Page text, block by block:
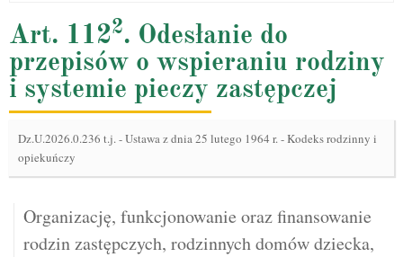
Art. 1122. Odesłanie do
przepisów o wspieraniu rodziny
i systemie pieczy zastępczej
Dz.U.2026.0.236 t.j.-Ustawa z dnia 25 lutego 1964 r. - Kodeks rodzinny i
opiekuńczy
Organizację, funkcjonowanie oraz finansowanie
rodzin zastępczych, rodzinnych domów dziecka,